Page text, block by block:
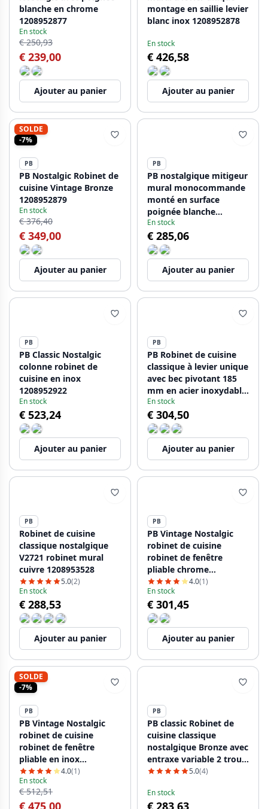
blanche en chrome
1208952877
En stock
€ 250,93
€ 239,00
Ajouter au panier
montage en saillie levier
blanc inox 1208952878
En stock
€ 426,58
Ajouter au panier
SOLDE
-7%
PB
PB Nostalgic Robinet de
cuisine Vintage Bronze
1208952879
En stock
€ 376,40
€ 349,00
Ajouter au panier
PB
PB nostalgique mitigeur
mural monocommande
monté en surface
poignée blanche
chrome
En stock
€ 285,06
Ajouter au panier
PB
PB Classic Nostalgic
colonne robinet de
cuisine en inox
1208952922
En stock
€ 523,24
Ajouter au panier
PB
PB Robinet de cuisine
classique à levier unique
avec bec pivotant 185
mm en acier inoxydable
1208953115
En stock
€ 304,50
Ajouter au panier
PB
Robinet de cuisine
classique nostalgique
V2721 robinet mural
cuivre 1208953528
5.0(2)
En stock
€ 288,53
Ajouter au panier
PB
PB Vintage Nostalgic
robinet de cuisine
robinet de fenêtre
pliable chrome
12089537554.0(1)
En stock
€ 301,45
Ajouter au panier
SOLDE
-7%
PB
PB Vintage Nostalgic
robinet de cuisine
robinet de fenêtre
pliable en inox
12089537574.0(1)
En stock
€ 512,51
€ 475,00
PB
PB classic Robinet de
cuisine classique
nostalgique Bronze avec
entraxe variable 2 trous
18-25cm 1208954352
5.0(4)
En stock
€ 283,63